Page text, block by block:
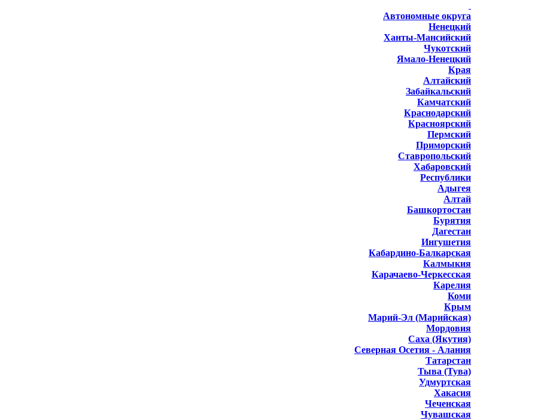
Автономные округа
Ненецкий
Ханты-Мансийский
Чукотский
Ямало-Ненецкий
Края
Алтайский
Забайкальский
Камчатский
Краснодарский
Красноярский
Пермский
Приморский
Ставропольский
Хабаровский
Республики
Адыгея
Алтай
Башкортостан
Бурятия
Дагестан
Ингушетия
Кабардино-Балкарская
Калмыкия
Карачаево-Черкесская
Карелия
Коми
Крым
Марий-Эл (Марийская)
Мордовия
Саха (Якутия)
Северная Осетия - Алания
Татарстан
Тыва (Тува)
Удмуртская
Хакасия
Чеченская
Чувашская